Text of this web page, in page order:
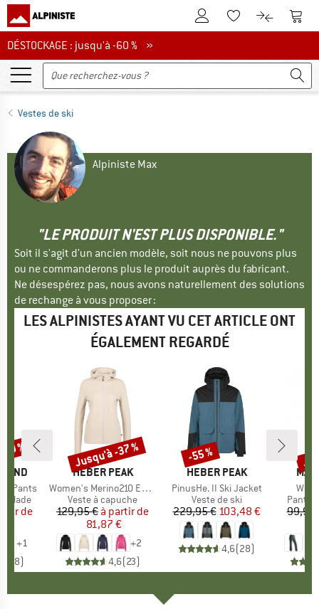
Vers le compte client
Vers la liste
Vers le
DÉSTOCKAGE : jusqu'à -60 %
DÉSTOCKAGE : jusqu'à -60 % »
Vestes de ski
Alpiniste Max
"LE PRODUIT N'EST PLUS DISPONIBLE."
Soit il s'agit d'un ancien modèle, soit nous ne pouvons plus
ou ne commanderons plus le produit auprès du fabricant.
Ne désespérez pas, nous avons naturellement des solutions
de rechange à vous proposer :
LES ALPINISTES AYANT VU CET ARTICLE ONT
ÉGALEMENT REGARDÉ
Pants
réduit
de
+1
8)
%
MARQUE
HEBER PEAK
Article
Women's Merino210 EvergreenHe. Zip Hoody
Product group
Veste à capuche
Prix
129,95 € Prix réduit
à partir de
81,87 €
+2
4,6(23)
Remise
Jusqu'à -37 %
MARQUE
HEBER PEAK
Article
PinusHe. II Ski Jacket
Product group
Veste de ski
Prix
229,95 €Prix réduit
103,48 €
4,6(28)
Remise
-55 %
99,95